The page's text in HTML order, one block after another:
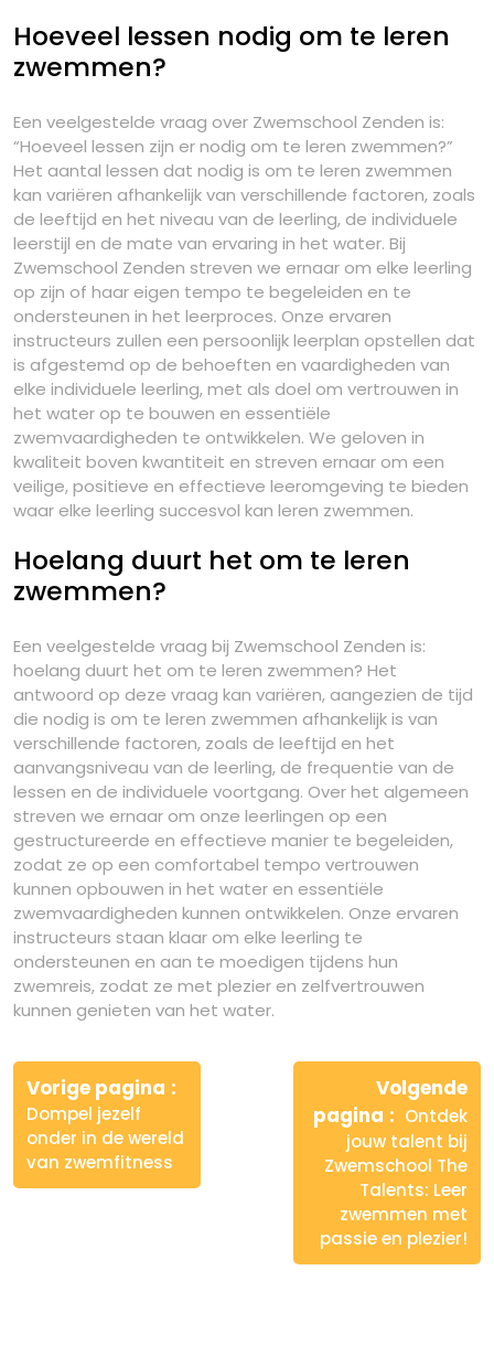
Hoeveel lessen nodig om te leren
zwemmen?
Een veelgestelde vraag over Zwemschool Zenden is:
“Hoeveel lessen zijn er nodig om te leren zwemmen?”
Het aantal lessen dat nodig is om te leren zwemmen
kan variëren afhankelijk van verschillende factoren, zoals
de leeftijd en het niveau van de leerling, de individuele
leerstijl en de mate van ervaring in het water. Bij
Zwemschool Zenden streven we ernaar om elke leerling
op zijn of haar eigen tempo te begeleiden en te
ondersteunen in het leerproces. Onze ervaren
instructeurs zullen een persoonlijk leerplan opstellen dat
is afgestemd op de behoeften en vaardigheden van
elke individuele leerling, met als doel om vertrouwen in
het water op te bouwen en essentiële
zwemvaardigheden te ontwikkelen. We geloven in
kwaliteit boven kwantiteit en streven ernaar om een
veilige, positieve en effectieve leeromgeving te bieden
waar elke leerling succesvol kan leren zwemmen.
Hoelang duurt het om te leren
zwemmen?
Een veelgestelde vraag bij Zwemschool Zenden is:
hoelang duurt het om te leren zwemmen? Het
antwoord op deze vraag kan variëren, aangezien de tijd
die nodig is om te leren zwemmen afhankelijk is van
verschillende factoren, zoals de leeftijd en het
aanvangsniveau van de leerling, de frequentie van de
lessen en de individuele voortgang. Over het algemeen
streven we ernaar om onze leerlingen op een
gestructureerde en effectieve manier te begeleiden,
zodat ze op een comfortabel tempo vertrouwen
kunnen opbouwen in het water en essentiële
zwemvaardigheden kunnen ontwikkelen. Onze ervaren
instructeurs staan klaar om elke leerling te
ondersteunen en aan te moedigen tijdens hun
zwemreis, zodat ze met plezier en zelfvertrouwen
kunnen genieten van het water.
Berichtnavigatie
Vorige pagina
Dompel jezelf
onder in de wereld
van zwemfitness
Volgende
pagina
Ontdek
jouw talent bij
Zwemschool The
Talents: Leer
zwemmen met
passie en plezier!